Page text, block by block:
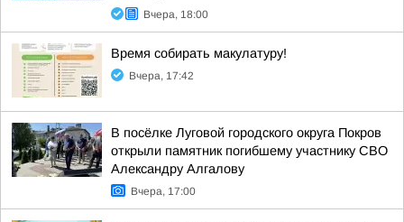
Вчера, 18:00
Время собирать макулатуру!
Вчера, 17:42
В посёлке Луговой городского округа Покров
открыли памятник погибшему участнику СВО
Александру Алгалову
Вчера, 17:00